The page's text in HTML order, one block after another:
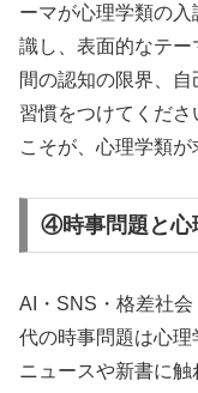
ーマが心理学類の
識し、表面的なテー
間の認知の限界、
習慣をつけてくだ
こそが、心理学類が
④時事問題と心
AI・SNS・格差社
代の時事問題は心
ニュースや新書に